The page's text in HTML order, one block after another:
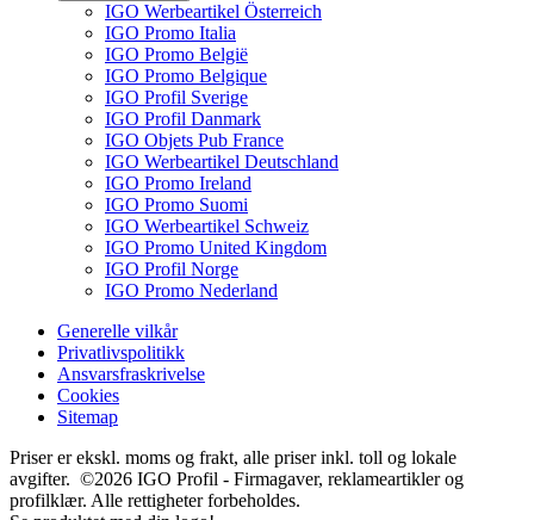
IGO Werbeartikel Österreich
IGO Promo Italia
IGO Promo België
IGO Promo Belgique
IGO Profil Sverige
IGO Profil Danmark
IGO Objets Pub France
IGO Werbeartikel Deutschland
IGO Promo Ireland
IGO Promo Suomi
IGO Werbeartikel Schweiz
IGO Promo United Kingdom
IGO Profil Norge
IGO Promo Nederland
Generelle vilkår
Privatlivspolitikk
Ansvarsfraskrivelse
Cookies
Sitemap
Priser er ekskl. moms og frakt, alle priser inkl. toll og lokale
avgifter. ©2026 IGO Profil - Firmagaver, reklameartikler og
profilklær. Alle rettigheter forbeholdes.